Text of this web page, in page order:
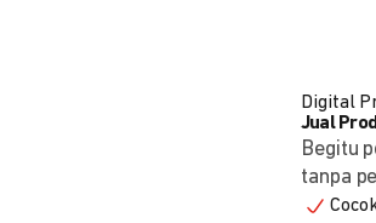
Digital
Jual
Begitu
tanpa